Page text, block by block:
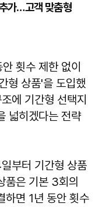
가…고객 맞춤형
횟수 제한 없이
형 상품'을 도입했
에 기간형 선택지
넓히겠다는 전략
부터 기간형 상품
품은 기본 3회의
하면 1년 동안 횟수